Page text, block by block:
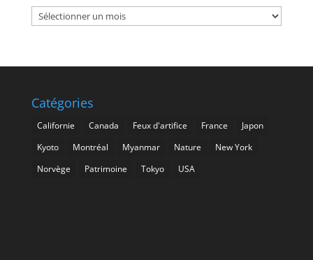
Archives
Catégories
Californie Canada Feux d'artifice France
Japon
Kyoto
Montréal Myanmar Nature
New York
Norvège
Patrimoine Tokyo USA